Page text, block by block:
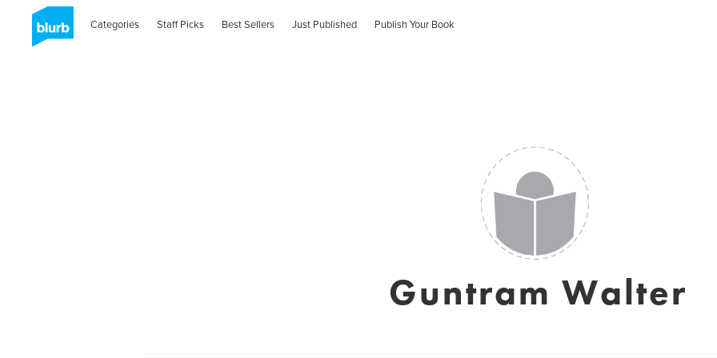
Categories Staff Picks Best Sellers Just Published Publish Your Book
Guntram Walter